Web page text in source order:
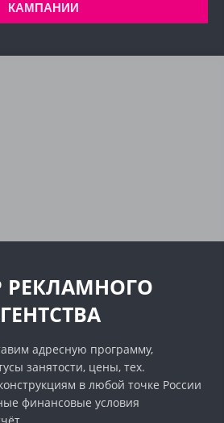
КАМПАНИИ
РЕКЛАМНОГО
адресную программу,
занятости, цены, тех.
в любой точке России
финансовые условия